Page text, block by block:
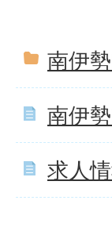
南伊
南伊
求人